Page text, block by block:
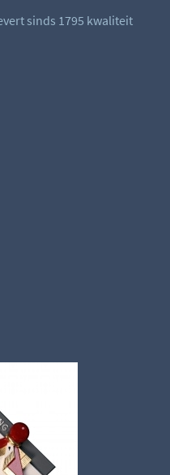
sinds 1795 kwaliteit